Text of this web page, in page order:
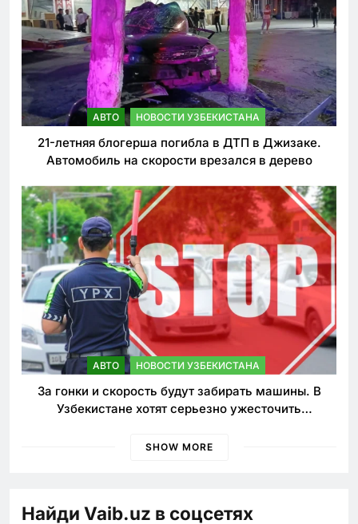
АВТО НОВОСТИ УЗБЕКИСТАНА
21-летняя блогерша погибла в ДТП в Джизаке.
Автомобиль на скорости врезался в дерево
АВТО НОВОСТИ УЗБЕКИСТАНА
За гонки и скорость будут забирать машины. В
Узбекистане хотят серьезно ужесточить
SHOW MORE
Найди Vaib.uz в соцсетях